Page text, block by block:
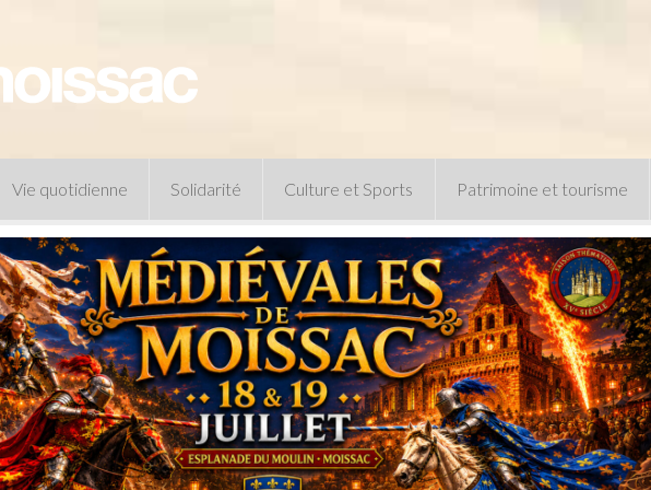
Vie quotidienne
Pharmacies de garde
Solidarité
Permanences CCAS
CLSPD
Violences intrafamiliales
Culture et Sports
Plan des équipements sportifs
Clubs sportifs
Patrimoine et tourisme
Un peu d’histoire
Les animations patrimoine
Centre de documentation
Archives municipales
Infos pratiques
Le musée